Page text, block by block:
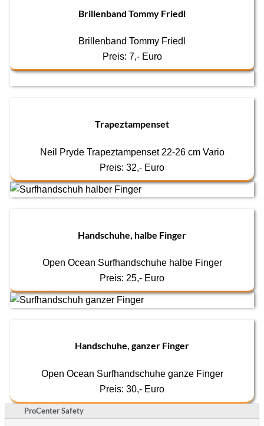
Brillenband Tommy Friedl
Brillenband Tommy Friedl
Preis: 7,- Euro
Trapeztampenset
Neil Pryde Trapeztampenset 22-26 cm Vario
Preis: 32,- Euro
Handschuhe, halbe Finger
Open Ocean Surfhandschuhe halbe Finger
Preis: 25,- Euro
Handschuhe, ganzer Finger
Open Ocean Surfhandschuhe ganze Finger
Preis: 30,- Euro
ProCenter Safety